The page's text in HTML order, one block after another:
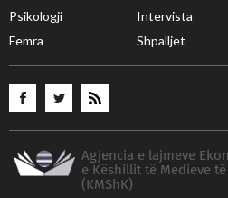
Psikologji
Intervista
Femra
Shpalljet
Agjencia e lajmeve
e Këshillit të Medieve
(KMShK)